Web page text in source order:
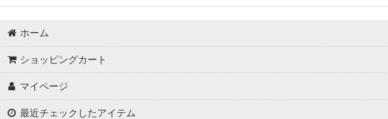
ホーム
ショッピングカート
マイページ
最近チェックしたアイテム